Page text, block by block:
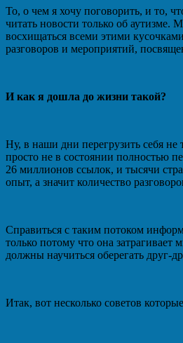
То, о чем я хочу поговорить, и то,
читать новости только об
восхищаться всеми этими
разговоров и мероприятий,
И как я дошла до жизни такой?
Ну, в наши дни перегрузить себя
просто не в состоянии полностью
26 миллионов ссылок, и тысячи
опыт, а значит количество
Справиться с таким потоком
только потому что она
должны научиться оберегать друг-
Итак, вот несколько советов